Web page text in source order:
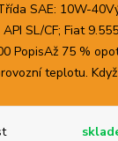
SAE: 10W-
SL/CF; Fiat
PopisAž 75 %
teplotu.